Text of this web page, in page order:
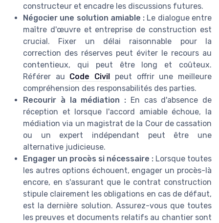
constructeur et encadre les discussions futures.
Négocier une solution amiable : Le dialogue entre
maître d'œuvre et entreprise de construction est
crucial. Fixer un délai raisonnable pour la
correction des réserves peut éviter le recours au
contentieux, qui peut être long et coûteux.
Référer au Code Civil
peut offrir une meilleure
compréhension des responsabilités des parties.
Recourir à la médiation : En cas d'absence de
réception et lorsque l'accord amiable échoue, la
médiation via un magistrat de la Cour de cassation
ou un expert indépendant peut être une
alternative judicieuse.
Engager un procès si nécessaire : Lorsque toutes
les autres options échouent, engager un procès-là
encore, en s'assurant que le contrat construction
stipule clairement les obligations en cas de défaut,
est la dernière solution. Assurez-vous que toutes
les preuves et documents relatifs au chantier sont